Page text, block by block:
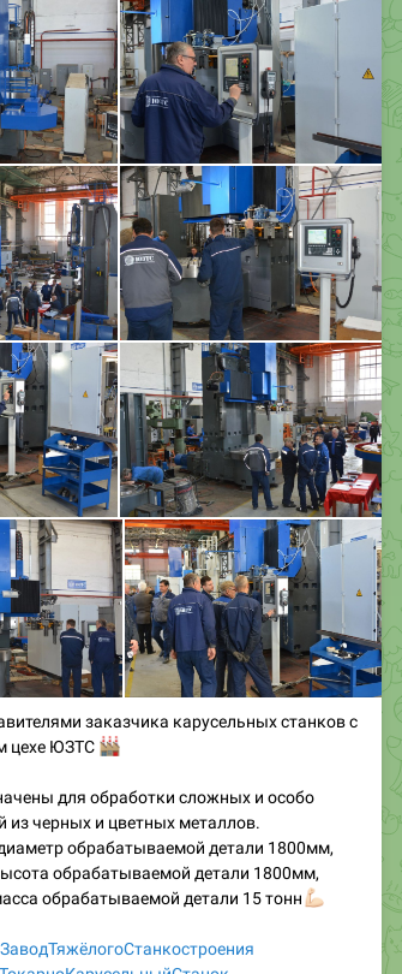
заказчика карусельных станков с
цехе ЮЗТС
для обработки сложных и особо
из черных и цветных металлов.
обрабатываемой детали 1800мм,
обрабатываемой детали 1800мм,
обрабатываемой детали 15 тонн
💪🏻